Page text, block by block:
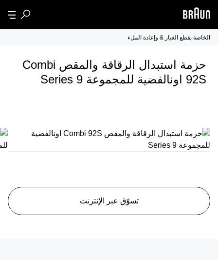
الخاصة بقطع الغيار & وإعادة الملء
حزمة استبدال الرقاقة والمقص Combi
92S اونالفضية للمجموعة Series 9
تسوّق عبر الإنترنت